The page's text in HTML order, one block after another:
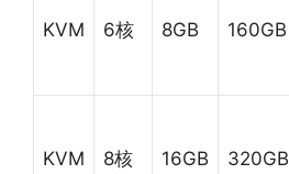
KVM 6核 8GB 160GB
KVM 8核 16GB 320GB